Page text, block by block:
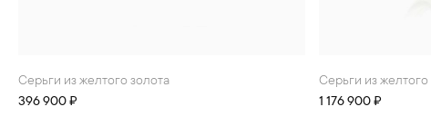
Серьги из желтого золота
396 900 ₽
Серьги из
1 176 900 ₽